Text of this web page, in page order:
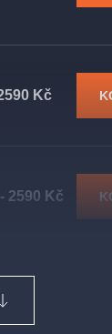
Kč
2590 Kč